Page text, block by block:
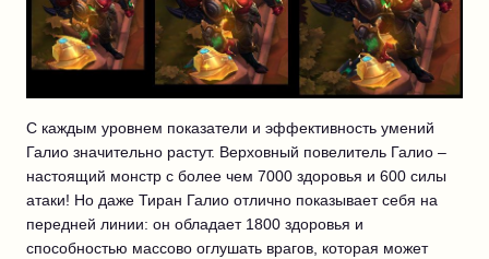
С каждым уровнем показатели и эффективность умений
Галио значительно растут. Верховный повелитель Галио –
настоящий монстр с более чем 7000 здоровья и 600 силы
атаки! Но даже Тиран Галио отлично показывает себя на
передней линии: он обладает 1800 здоровья и
способностью массово оглушать врагов, которая может